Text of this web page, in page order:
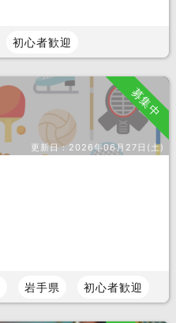
初心者歓迎
募集中
更新日：2026年06月27日(土)
岩手県 初心者歓迎